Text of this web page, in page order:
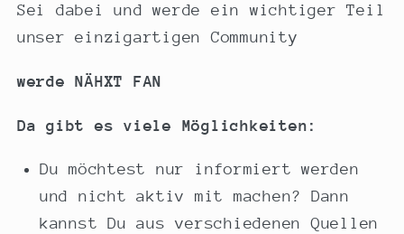
Sei dabei und werde ein wichtiger Teil
unser einzigartigen Community
werde NÄHXT FAN
Da gibt es viele Möglichkeiten:
Du möchtest nur informiert werden
und nicht aktiv mit machen? Dann
kannst Du aus verschiedenen Quellen